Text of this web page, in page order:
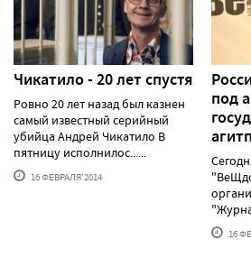
Чикатило - 20 лет спустя
Ровно 20 лет назад был казнен
самый известный серийный
убийца Андрей Чикатило В
пятницу исполнилос......
16 ФЕВРАЛЯ'2014
под
16